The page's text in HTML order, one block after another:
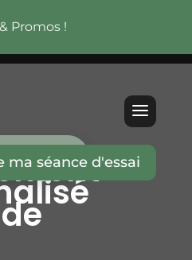
Promos !
ma séance d'essai
D’ESSAI